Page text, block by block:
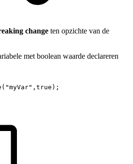
change ten opzichte van de
met boolean waarde declareren